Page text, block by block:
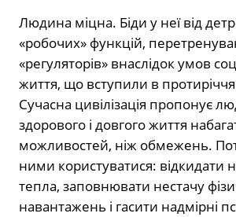
Людина міцна. Біди у неї від
«робочих» функцій,
«регуляторів» внаслідок умов
життя, що вступили в протиріччя
Сучасна цивілізація пропонує
здорового і довгого життя
можливостей, ніж обмежень.
ними користуватися: відкидати
тепла, заповнювати нестачу
навантажень і гасити надмірні